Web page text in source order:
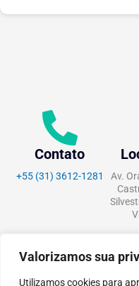
Valorizamos sua
Utilizamos cookies para
Contato
+55 (31) 3612-1281
Av.